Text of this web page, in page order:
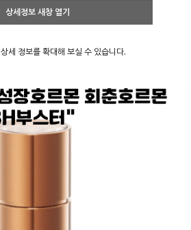
상세정보 새창 열기
상세 정보를 확대해 보실 수 있습니다.